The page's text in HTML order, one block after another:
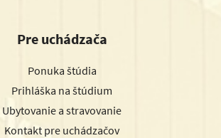
Pre uchádzača
Ponuka štúdia
Prihláška na štúdium
Ubytovanie a stravovanie
Kontakt pre uchádzačov